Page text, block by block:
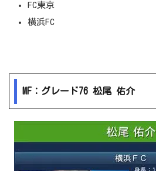
FC東京
横浜FC
MF：グレード76 松尾 佑介